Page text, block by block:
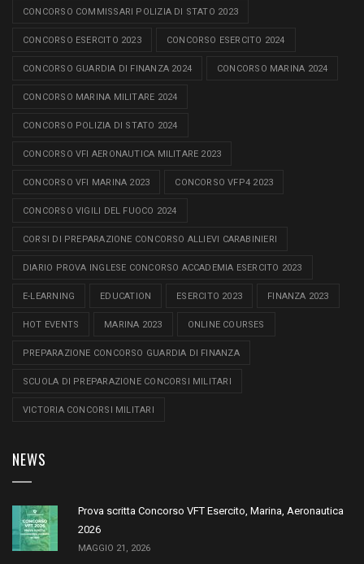
CONCORSO COMMISSARI POLIZIA DI STATO 2023
CONCORSO ESERCITO 2023 CONCORSO ESERCITO 2024
CONCORSO GUARDIA DI FINANZA 2024 CONCORSO MARINA 2024
CONCORSO MARINA MILITARE 2024
CONCORSO POLIZIA DI STATO 2024
CONCORSO VFI AERONAUTICA MILITARE 2023
CONCORSO VFI MARINA 2023 CONCORSO VFP4 2023
CONCORSO VIGILI DEL FUOCO 2024
CORSI DI PREPARAZIONE CONCORSO ALLIEVI CARABINIERI
DIARIO PROVA INGLESE CONCORSO ACCADEMIA ESERCITO 2023
E-LEARNING EDUCATION ESERCITO 2023 FINANZA 2023
HOT EVENTS MARINA 2023 ONLINE COURSES
PREPARAZIONE CONCORSO GUARDIA DI FINANZA
SCUOLA DI PREPARAZIONE CONCORSI MILITARI
VICTORIA CONCORSI MILITARI
NEWS
Prova scritta Concorso VFT Esercito, Marina, Aeronautica
2026
MAGGIO 21, 2026